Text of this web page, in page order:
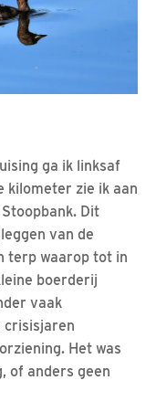
ga ik linksaf
kilometer zie ik aan
Dit
van de
terp waarop tot in
boerderij
vaak
crisisjaren
Het was
of anders geen